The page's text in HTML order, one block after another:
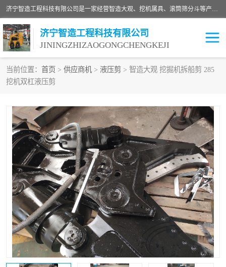
济宁智造工程科技有限公司是一家经营智造大观、挖机属具、滚筒筛分斗等产品的滑移装载机厂家。济宁智造工程科技有限公司奉行以质量赢得用户，诚信为本，互利共赢的宗旨，依靠雄厚的技术力量，科学的管理制度，先进的加工检测设备，始终坚持以客户为中心，免费咨询！
济宁智造工程科技有限公司
JININGZHIZAOGONGCHENGKEJI
当前位置： 首页 > 供应商机 > 液压剪 > 智造大观 挖掘机拆船剪 285
挖机双杠液压剪
振动夯
铣挖机 移动破碎机
滚筒筛分斗 粉碎钳
液压剪 土壤修复
铣刨机 开沟机
伐木机 破碎机
打桩机 压路机
枕木机 滑移装载机